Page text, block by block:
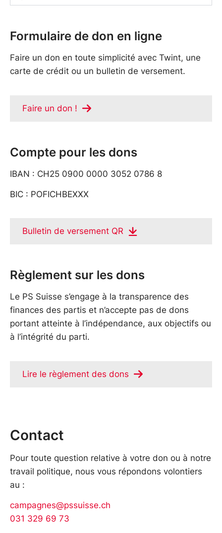
Formulaire de don en ligne
Faire un don en toute simplicité avec Twint, une
carte de crédit ou un bulletin de versement.
Faire un don !
Compte pour les dons
IBAN : CH25 0900 0000 3052 0786 8
BIC : POFICHBEXXX
Bulletin de versement QR
Règlement sur les dons
Le PS Suisse s’engage à la transparence des
finances des partis et n’accepte pas de dons
portant atteinte à l’indépendance, aux objectifs ou
à l’intégrité du parti.
Lire le règlement des dons
Contact
Pour toute question relative à votre don ou à notre
travail politique, nous vous répondons volontiers
au :
campagnes@pssuisse.ch
031 329 69 73